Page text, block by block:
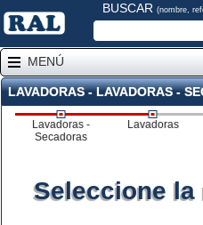
BUSCAR (nombre,
MENÚ
LAVADORAS - LAVADORAS -
Lavadoras -
Secadoras
Lavadoras
Seleccione la